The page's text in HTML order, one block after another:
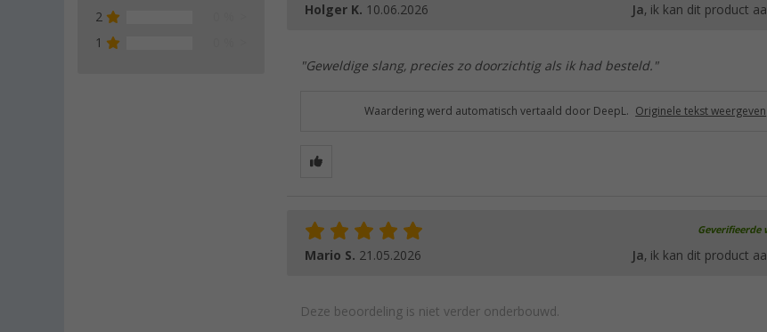
2
1
Holger K. 10.06.2026 Ja, ik kan dit product
"Geweldige slang, precies zo doorzichtig als ik had besteld."
Waardering werd automatisch vertaald door DeepL. Originele tekst weergeven
Geverifieerde
Mario S. 21.05.2026 Ja, ik kan dit product
Deze beoordeling is niet verder onderbouwd.